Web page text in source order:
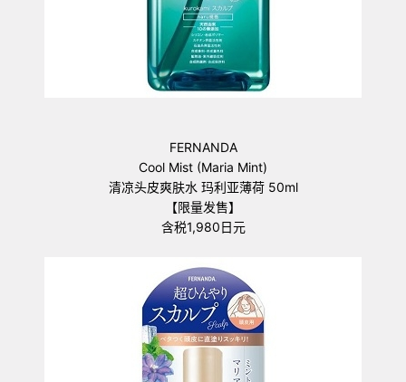
FERNANDA
Cool Mist (Maria Mint)
清凉头皮爽肤水 玛利亚薄荷 50ml
【限量发售】
含税1,980日元